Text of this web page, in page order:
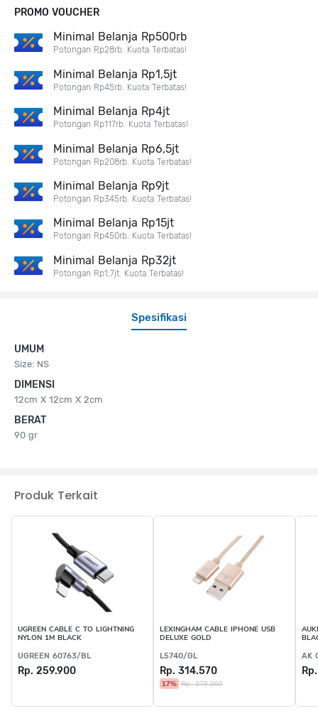
Spesifikasi
UMUM
Size: NS
DIMENSI
12cm X 12cm X 2cm
BERAT
90 gr
PROMO VOUCHER
Minimal Belanja Rp500rb
Potongan Rp28rb. Kuota Terbatas!
Minimal Belanja Rp1,5jt
Potongan Rp45rb. Kuota Terbatas!
Minimal Belanja Rp4jt
Potongan Rp117rb. Kuota Terbatas!
Minimal Belanja Rp6,5jt
Potongan Rp208rb. Kuota Terbatas!
Minimal Belanja Rp9jt
Potongan Rp345rb. Kuota Terbatas!
Minimal Belanja Rp15jt
Potongan Rp450rb. Kuota Terbatas!
Minimal Belanja Rp32jt
Potongan Rp1,7jt. Kuota Terbatas!
Produk Terkait
UGREEN CABLE C TO LIGHTNING
NYLON 1M BLACK
UGREEN 60763/BL
Rp. 259.900
LEXINGHAM CABLE IPHONE USB
DELUXE GOLD
L5740/GL
Rp. 314.570
17% Rp. 379.000
AK